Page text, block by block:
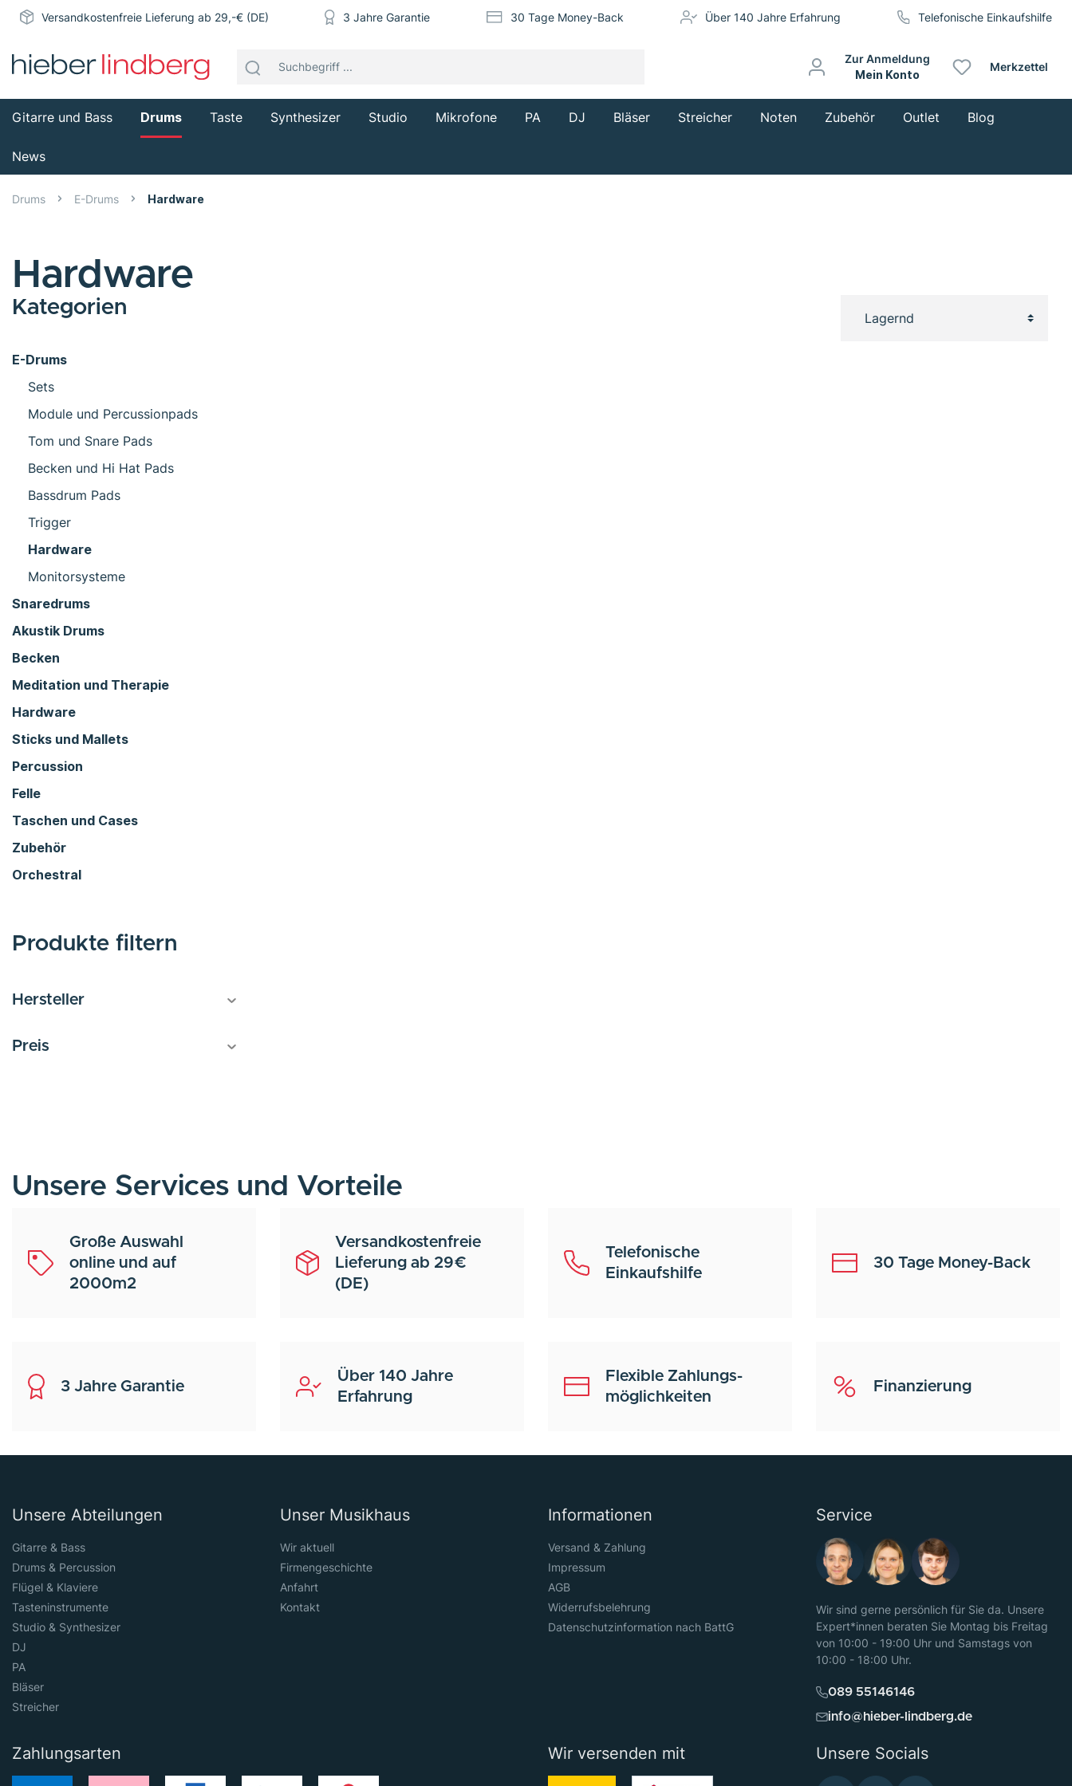
Versandkostenfreie Lieferung ab 29,-€ (DE) 3 Jahre Garantie 30 Tage Money-Back Über 140 Jahre Erfahrung Telefonische Einkaufshilfe
Zur Anmeldung
Mein Konto
Merkzettel
Gitarre und Bass Drums Taste Synthesizer Studio Mikrofone PA DJ Bläser Streicher Noten Zubehör Outlet Blog
News
Drums E-Drums Hardware
Hardware
Kategorien
E-Drums
Sets
Module und Percussionpads
Tom und Snare Pads
Becken und Hi Hat Pads
Bassdrum Pads
Trigger
Hardware
Monitorsysteme
Snaredrums
Akustik Drums
Becken
Meditation und Therapie
Hardware
Sticks und Mallets
Percussion
Felle
Taschen und Cases
Zubehör
Orchestral
Produkte filtern
Hersteller
Preis
Unsere Services und Vorteile
Große Auswahl
online und auf
2000m2
Versandkostenfreie
Lieferung ab 29€
(DE)
Telefonische
Einkaufshilfe
30 Tage Money-Back
3 Jahre Garantie
Über 140 Jahre
Erfahrung
Flexible Zahlungs-
möglichkeiten
Finanzierung
Unsere Abteilungen
Gitarre & Bass
Drums & Percussion
Flügel & Klaviere
Tasteninstrumente
Studio & Synthesizer
DJ
PA
Bläser
Streicher
Unser Musikhaus
Wir aktuell
Firmengeschichte
Anfahrt
Kontakt
Informationen
Versand & Zahlung
Impressum
AGB
Widerrufsbelehrung
Datenschutzinformation nach BattG
Service
Wir sind gerne persönlich für Sie da. Unsere
Expert*innen beraten Sie Montag bis Freitag
von 10:00 - 19:00 Uhr und Samstags von
10:00 - 18:00 Uhr.
089 55146146
info@hieber-lindberg.de
Zahlungsarten Wir versenden mit Unsere Socials